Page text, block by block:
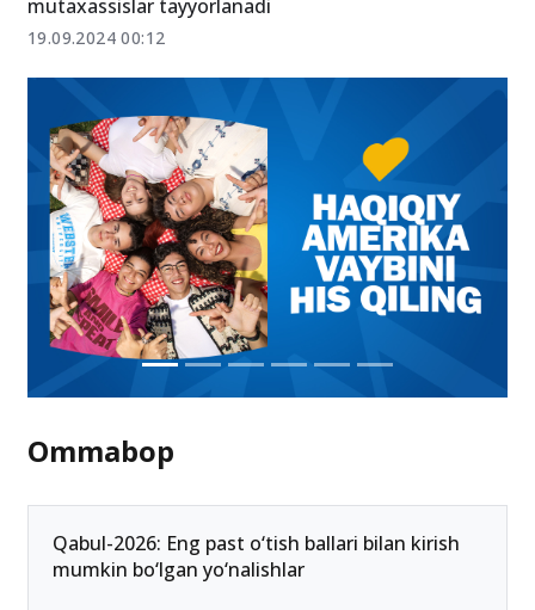
19.09.2024 00:12
Ommabop